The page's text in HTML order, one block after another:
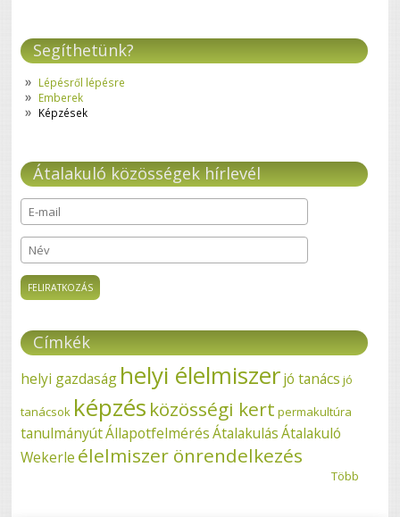
Segíthetünk?
Lépésről lépésre
Emberek
Képzések
Átalakuló közösségek hírlevél
E-mail*
Név
Címkék
helyi gazdaság helyi élelmiszerjó tanács jó
tanácsok képzés közösségi kert permakultúra
tanulmányútÁllapotfelmérés Átalakulás Átalakuló
Wekerle élelmiszer önrendelkezés
Több